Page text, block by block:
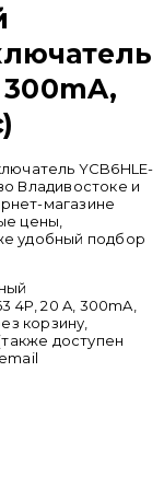
300mA,
YCB6HLE-
Владивостоке и
магазине
цены,
удобный подбор
4P, 20 A, 300mA,
корзину,
доступен